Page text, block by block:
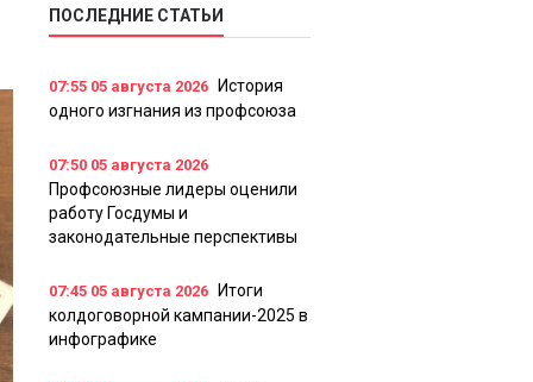
ПОСЛЕДНИЕ СТАТЬИ
07:55 05 августа 2026
История
одного изгнания из профсоюза
07:50 05 августа 2026
Профсоюзные лидеры оценили
работу Госдумы и
законодательные перспективы
07:45 05 августа 2026
Итоги
колдоговорной кампании-2025 в
инфографике